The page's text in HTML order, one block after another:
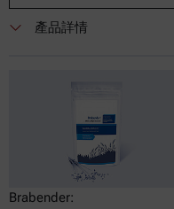
產品詳情
Brabender: